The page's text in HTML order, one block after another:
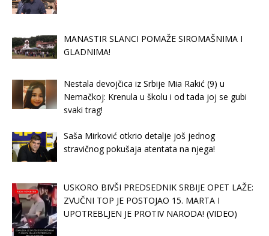
MANASTIR SLANCI POMAŽE SIROMAŠNIMA I
GLADNIMA!
Nestala devojčica iz Srbije Mia Rakić (9) u
Nemačkoj: Krenula u školu i od tada joj se gubi
svaki trag!
Saša Mirković otkrio detalje još jednog
stravičnog pokušaja atentata na njega!
USKORO BIVŠI PREDSEDNIK SRBIJE OPET LAŽE:
ZVUČNI TOP JE POSTOJAO 15. MARTA I
UPOTREBLJEN JE PROTIV NARODA! (VIDEO)